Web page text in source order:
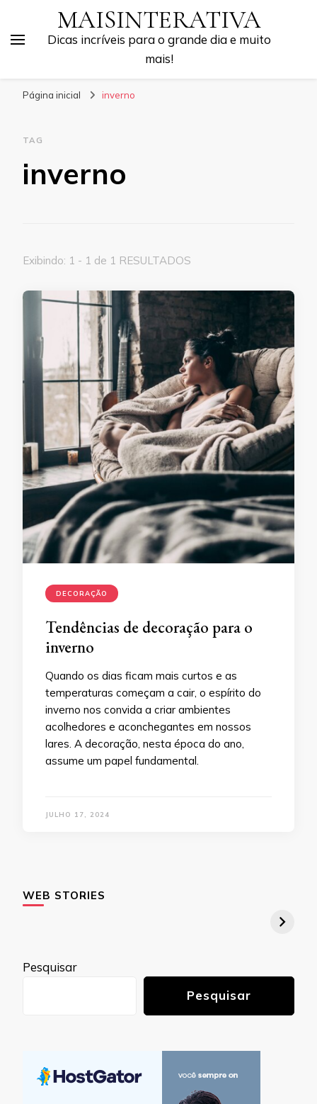
MAISINTERATIVA
Dicas incríveis para o grande dia e muito
mais!
Página inicial inverno
TAG
inverno
Exibindo: 1 - 1 de 1 RESULTADOS
DECORAÇÃO
Tendências de decoração para o
inverno
Quando os dias ficam mais curtos e as
temperaturas começam a cair, o espírito do
inverno nos convida a criar ambientes
acolhedores e aconchegantes em nossos
lares. A decoração, nesta época do ano,
assume um papel fundamental.
JULHO 17, 2024
WEB STORIES
Pesquisar
Pesquisar